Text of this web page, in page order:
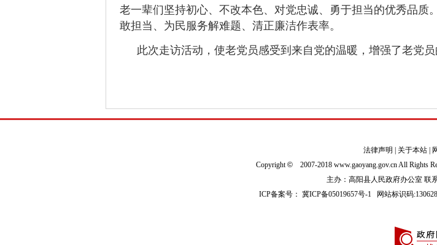
老一辈们坚持初心、不改本色、 对党忠诚、勇于担当的优秀品质。
敢担当、为民服务解难题、清正廉洁作表率。
此次走访活动，使老党员感受到来自党的温暖，增强了老党员
法律声明 关于本站
Copyright©2007-2018 www.gaoyang.gov.cn All Rights
主办：高阳县人民政府办公室 联
ICP备案号： 冀ICP备05019657号-1网站标识码